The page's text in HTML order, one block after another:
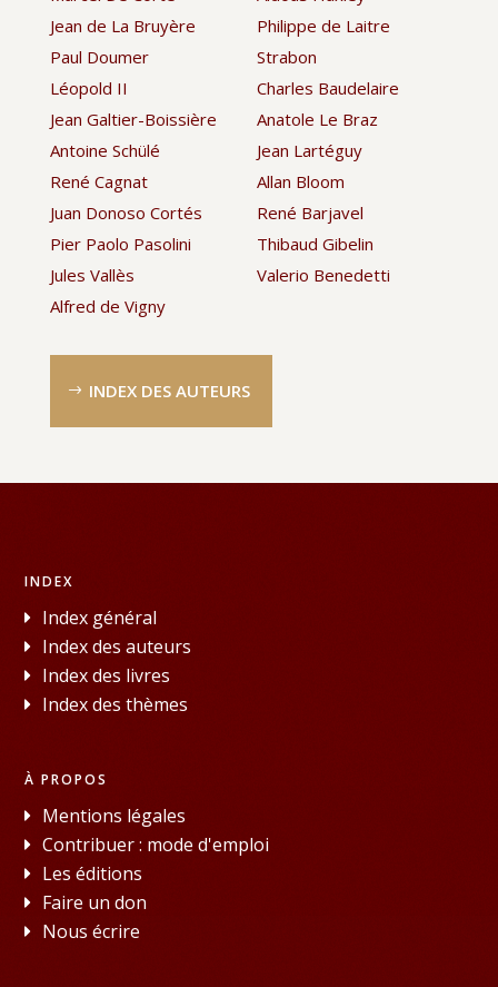
Jean de La Bruyère
Paul Doumer
Léopold II
Jean Galtier-Boissière
Antoine Schülé
René Cagnat
Juan Donoso Cortés
Pier Paolo Pasolini
Jules Vallès
Alfred de Vigny
Philippe de Laitre
Strabon
Charles Baudelaire
Anatole Le Braz
Jean Lartéguy
Allan Bloom
René Barjavel
Thibaud Gibelin
Valerio Benedetti
INDEX DES AUTEURS
INDEX
Index général
Index des auteurs
Index des livres
Index des thèmes
À PROPOS
Mentions légales
Contribuer : mode d'emploi
Les éditions
Faire un don
Nous écrire